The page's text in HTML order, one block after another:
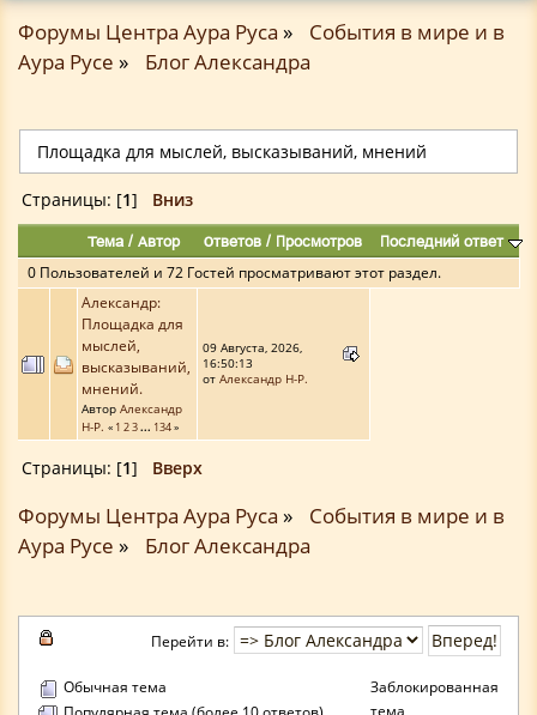
Форумы Центра Аура Руса »
События в мире и в
Аура Русе » Блог Александра
Площадка для мыслей, высказываний, мнений
Страницы: [1] Вниз
Тема/ Автор Ответов / Просмотров Последний ответ
0 Пользователей и 72 Гостей просматривают этот раздел.
Александр:
Площадка для
мыслей,
высказываний,
мнений.
Автор Александр
Н-Р. « 1 23... 134»
09 Августа, 2026,
16:50:13
от Александр Н-Р.
Страницы: [1] Вверх
Форумы Центра Аура Руса »
События в мире и в
Аура Русе » Блог Александра
Перейти в:
Обычная тема
Заблокированная